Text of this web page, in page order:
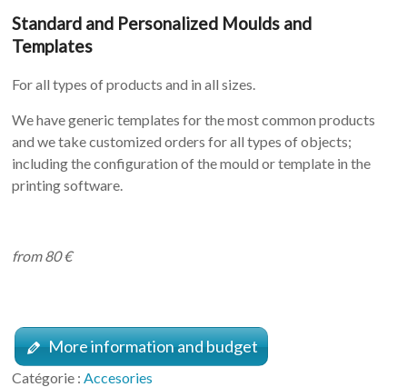
Standard and Personalized Moulds and
Templates
For all types of products and in all sizes.
We have generic templates for the most common products
and we take customized orders for all types of objects;
including the configuration of the mould or template in the
printing software.
from 80 €
More information and budget
Catégorie : Accesories